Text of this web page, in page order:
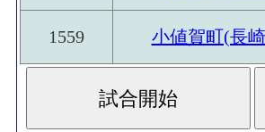
1559 小値賀町(長